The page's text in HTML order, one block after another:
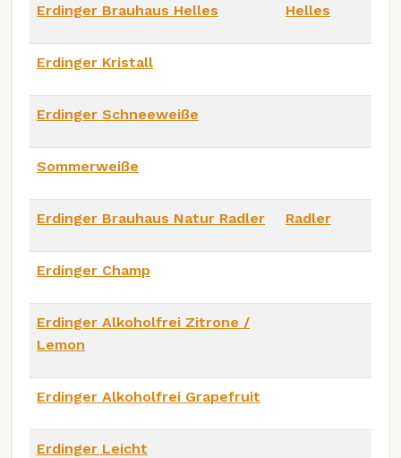
Erdinger Brauhaus Helles Helles
Erdinger Kristall
Erdinger Schneeweiße
Sommerweiße
Erdinger Brauhaus Natur Radler Radler
Erdinger Champ
Erdinger Alkoholfrei Zitrone /
Lemon
Erdinger Alkoholfrei Grapefruit
Erdinger Leicht